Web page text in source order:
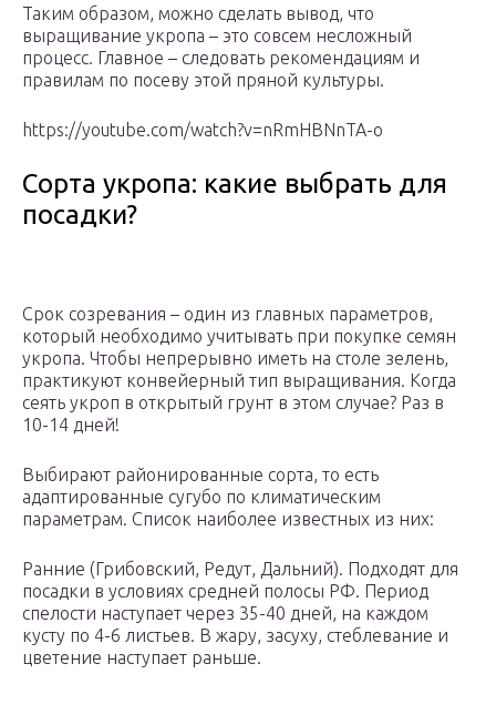
Таким образом, можно сделать вывод, что
выращивание укропа – это совсем несложный
процесс. Главное – следовать рекомендациям и
правилам по посеву этой пряной культуры.
https://youtube.com/watch?v=nRmHBNnTA-o
Сорта укропа: какие выбрать для
посадки?
Срок созревания – один из главных параметров,
который необходимо учитывать при покупке семян
укропа. Чтобы непрерывно иметь на столе зелень,
практикуют конвейерный тип выращивания. Когда
сеять укроп в открытый грунт в этом случае? Раз в
10-14 дней!
Выбирают районированные сорта, то есть
адаптированные сугубо по климатическим
параметрам. Список наиболее известных из них:
Ранние (Грибовский, Редут, Дальний). Подходят для
посадки в условиях средней полосы РФ. Период
спелости наступает через 35-40 дней, на каждом
кусту по 4-6 листьев. В жару, засуху, стеблевание и
цветение наступает раньше.